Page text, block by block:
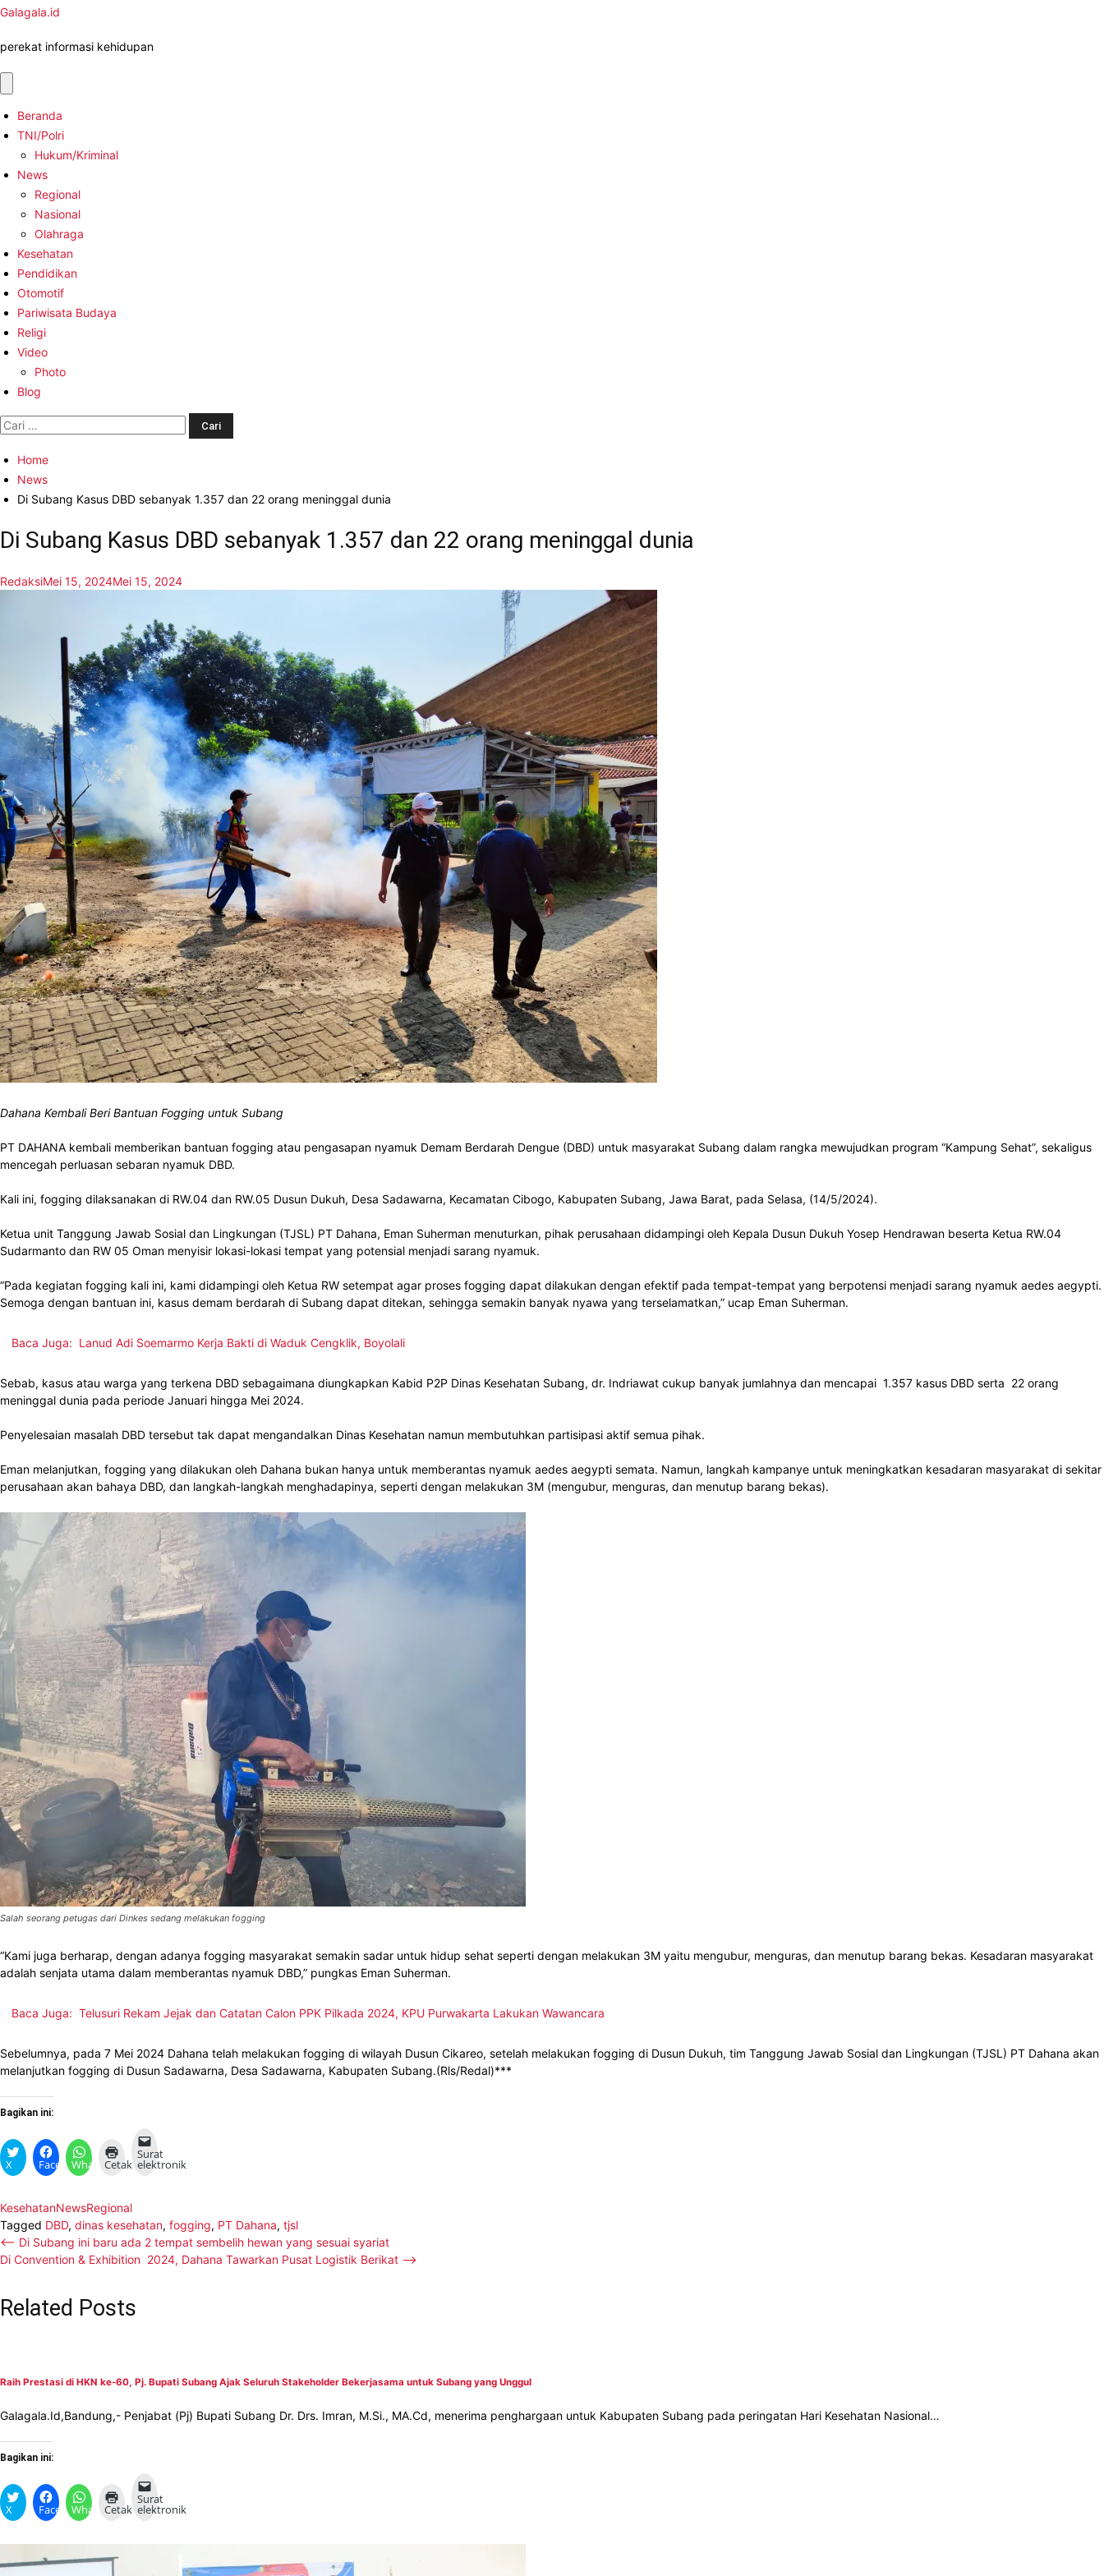
Galagala.id
perekat informasi kehidupan
Beranda
TNI/Polri
Hukum/Kriminal
News
Regional
Nasional
Olahraga
Kesehatan
Pendidikan
Otomotif
Pariwisata Budaya
Religi
Video
Photo
Blog
Cari
untuk:
Home
News
Di Subang Kasus DBD sebanyak 1.357 dan 22 orang meninggal dunia
Di Subang Kasus DBD sebanyak 1.357 dan 22 orang meninggal dunia
RedaksiMei 15, 2024Mei 15, 2024
Dahana Kembali Beri Bantuan Fogging untuk Subang
PT DAHANA kembali memberikan bantuan fogging atau pengasapan nyamuk Demam Berdarah Dengue (DBD) untuk masyarakat Subang dalam rangka mewujudkan program “Kampung Sehat”, sekaligus
mencegah perluasan sebaran nyamuk DBD.
Kali ini, fogging dilaksanakan di RW.04 dan RW.05 Dusun Dukuh, Desa Sadawarna, Kecamatan Cibogo, Kabupaten Subang, Jawa Barat, pada Selasa, (14/5/2024).
Ketua unit Tanggung Jawab Sosial dan Lingkungan (TJSL) PT Dahana, Eman Suherman menuturkan, pihak perusahaan didampingi oleh Kepala Dusun Dukuh Yosep Hendrawan beserta Ketua RW.04
Sudarmanto dan RW 05 Oman menyisir lokasi-lokasi tempat yang potensial menjadi sarang nyamuk.
“Pada kegiatan fogging kali ini, kami didampingi oleh Ketua RW setempat agar proses fogging dapat dilakukan dengan efektif pada tempat-tempat yang berpotensi menjadi sarang nyamuk aedes aegypti.
Semoga dengan bantuan ini, kasus demam berdarah di Subang dapat ditekan, sehingga semakin banyak nyawa yang terselamatkan,” ucap Eman Suherman.
Baca Juga: Lanud Adi Soemarmo Kerja Bakti di Waduk Cengklik, Boyolali
Sebab, kasus atau warga yang terkena DBD sebagaimana diungkapkan Kabid P2P Dinas Kesehatan Subang, dr. Indriawat cukup banyak jumlahnya dan mencapai 1.357 kasus DBD serta 22 orang
meninggal dunia pada periode Januari hingga Mei 2024.
Penyelesaian masalah DBD tersebut tak dapat mengandalkan Dinas Kesehatan namun membutuhkan partisipasi aktif semua pihak.
Eman melanjutkan, fogging yang dilakukan oleh Dahana bukan hanya untuk memberantas nyamuk aedes aegypti semata. Namun, langkah kampanye untuk meningkatkan kesadaran masyarakat di sekitar
perusahaan akan bahaya DBD, dan langkah-langkah menghadapinya, seperti dengan melakukan 3M (mengubur, menguras, dan menutup barang bekas).
Salah seorang petugas dari Dinkes sedang melakukan fogging
“Kami juga berharap, dengan adanya fogging masyarakat semakin sadar untuk hidup sehat seperti dengan melakukan 3M yaitu mengubur, menguras, dan menutup barang bekas. Kesadaran masyarakat
adalah senjata utama dalam memberantas nyamuk DBD,” pungkas Eman Suherman.
Baca Juga: Telusuri Rekam Jejak dan Catatan Calon PPK Pilkada 2024, KPU Purwakarta Lakukan Wawancara
Sebelumnya, pada 7 Mei 2024 Dahana telah melakukan fogging di wilayah Dusun Cikareo, setelah melakukan fogging di Dusun Dukuh, tim Tanggung Jawab Sosial dan Lingkungan (TJSL) PT Dahana akan
melanjutkan fogging di Dusun Sadawarna, Desa Sadawarna, Kabupaten Subang.(Rls/Redal)***
Bagikan ini:
X FacebookWhatsApp
Cetak
Surat
elektronik
KesehatanNewsRegional
Tagged DBD, dinas kesehatan, fogging, PT Dahana, tjsl
Navigasi
⟵ Di Subang ini baru ada 2 tempat sembelih hewan yang sesuai syariat
Di Convention & Exhibition 2024, Dahana Tawarkan Pusat Logistik Berikat ⟶
Related Posts
Raih Prestasi di HKN ke-60, Pj. Bupati Subang Ajak Seluruh Stakeholder Bekerjasama untuk Subang yang Unggul
Galagala.Id,Bandung,- Penjabat (Pj) Bupati Subang Dr. Drs. Imran, M.Si., MA.Cd, menerima penghargaan untuk Kabupaten Subang pada peringatan Hari Kesehatan Nasional…
Bagikan ini:
X FacebookWhatsApp
Cetak
Surat
elektronik